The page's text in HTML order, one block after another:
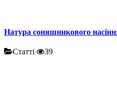
Натура соняшникового
Статті 39